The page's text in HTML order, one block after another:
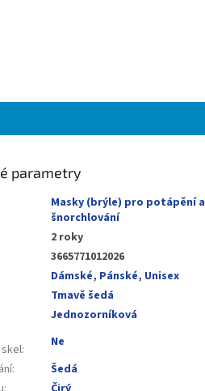
parametry
Masky (brýle) pro potápění a
šnorchlování
2 roky
3665771012026
Dámské, Pánské, Unisex
Tmavě šedá
Jednozorníková
:
Ne
:
Šedá